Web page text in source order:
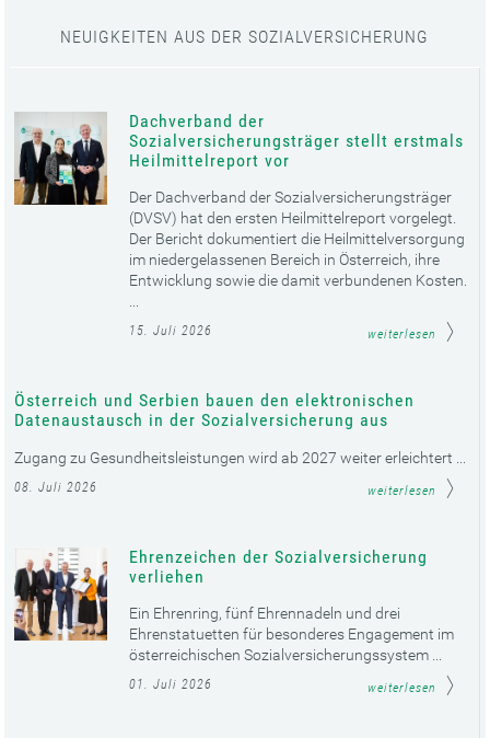
NEUIGKEITEN AUS DER SOZIALVERSICHERUNG
Dachverband der
Sozialversicherungsträger stellt erstmals
Heilmittelreport vor
Der Dachverband der Sozialversicherungsträger
(DVSV) hat den ersten Heilmittelreport vorgelegt.
Der Bericht dokumentiert die Heilmittelversorgung
im niedergelassenen Bereich in Österreich, ihre
Entwicklung sowie die damit verbundenen Kosten.
15. Juli 2026 weiterlesen
Österreich und Serbien bauen den elektronischen
Datenaustausch in der Sozialversicherung aus
Zugang zu Gesundheitsleistungen wird ab 2027 weiter erleichtert ...
08. Juli 2026 weiterlesen
Ehrenzeichen der Sozialversicherung
verliehen
Ein Ehrenring, fünf Ehrennadeln und drei
Ehrenstatuetten für besonderes Engagement im
österreichischen Sozialversicherungssystem ...
01. Juli 2026 weiterlesen